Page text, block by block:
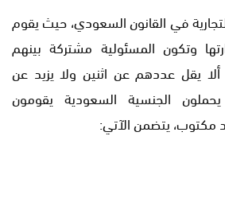
في القانون السعودي، حيث يقوم
وتكون المسئولية مشتركة بينهم
يقل عددهم عن اثنين ولا يزيد عن
الجنسية السعودية يقومون
مكتوب، يتضمن الآتي: